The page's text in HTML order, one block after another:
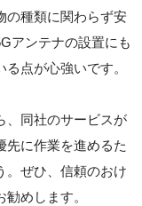
の種類に関わらず安
アンテナの設置にも
点が心強いです。
、同社のサービスが
先に作業を進めるた
。ぜひ、信頼のおけ
めします。